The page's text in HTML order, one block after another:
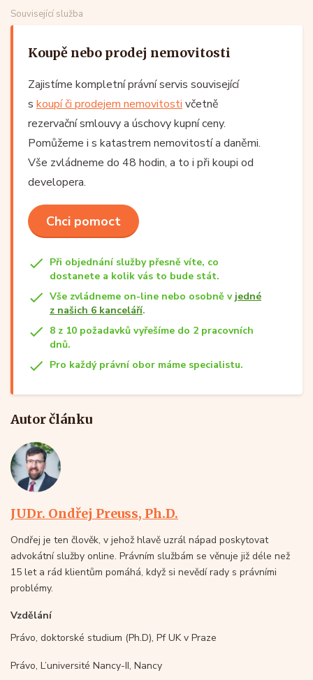
Související služba
Koupě nebo prodej nemovitosti
Zajistíme kompletní právní servis související
s koupí či prodejem nemovitosti včetně
rezervační smlouvy a úschovy kupní ceny.
Pomůžeme i s katastrem nemovitostí a daněmi.
Vše zvládneme do 48 hodin, a to i při koupi od
developera.
Chci pomoct
Při objednání služby přesně víte, co
dostanete a kolik vás to bude stát.
Vše zvládneme on-line nebo osobně v jedné
z našich 6 kanceláří.
8 z 10 požadavků vyřešíme do 2 pracovních
dnů.
Pro každý právní obor máme specialistu.
Autor článku
JUDr. Ondřej Preuss, Ph.D.
Ondřej je ten člověk, v jehož hlavě uzrál nápad poskytovat
advokátní služby online. Právním službám se věnuje již déle než
15 let a rád klientům pomáhá, když si nevědí rady s právními
problémy.
Vzdělání
Právo, doktorské studium (Ph.D), Pf UK v Praze
Právo, L’université Nancy-II, Nancy